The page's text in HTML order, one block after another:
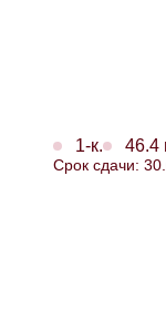
1-к. 46.4
Срок сдачи: